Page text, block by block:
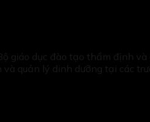
giáo dục đào tạo thẩm định
quản lý dinh dưỡng tại các